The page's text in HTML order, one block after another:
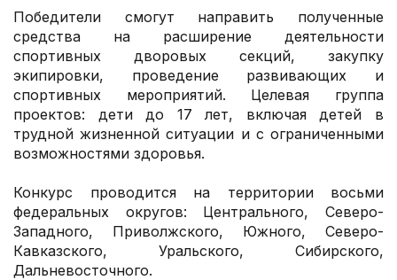
Победители смогут направить полученные
средства на расширение деятельности
спортивных дворовых секций, закупку
экипировки, проведение развивающих и
спортивных мероприятий. Целевая группа
проектов: дети до 17 лет, включая детей в
трудной жизненной ситуации и с ограниченными
возможностями здоровья.
Конкурс проводится на территории восьми
федеральных округов: Центрального, Северо-
Западного, Приволжского, Южного, Северо-
Кавказского, Уральского, Сибирского,
Дальневосточного.